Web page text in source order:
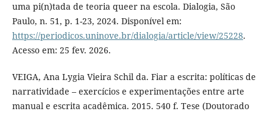
uma pi(n)tada de teoria queer na escola. Dialogia, São
Paulo, n. 51, p. 1-23, 2024. Disponível em:
https://periodicos.uninove.br/dialogia/article/view/25228.
Acesso em: 25 fev. 2026.
VEIGA, Ana Lygia Vieira Schil da. Fiar a escrita: políticas de
narratividade – exercícios e experimentações entre arte
manual e escrita acadêmica. 2015. 540 f. Tese (Doutorado